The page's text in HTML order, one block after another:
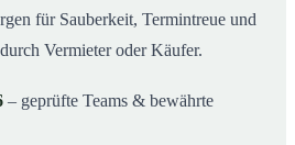
für Sauberkeit, Termintreue und
Vermieter oder Käufer.
– geprüfte Teams & bewährte